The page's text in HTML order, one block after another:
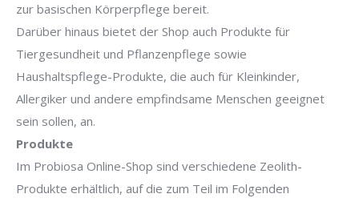
zur basischen Körperpflege bereit.
Darüber hinaus bietet der Shop auch Produkte für
Tiergesundheit und Pflanzenpflege sowie
Haushaltspflege-Produkte, die auch für Kleinkinder,
Allergiker und andere empfindsame Menschen geeignet
sein sollen, an.
Produkte
Im Probiosa Online-Shop sind verschiedene Zeolith-
Produkte erhältlich, auf die zum Teil im Folgenden